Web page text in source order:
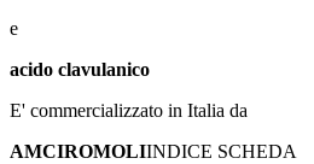
e
acido clavulanico
E' commercializzato in Italia da
AMCIROMOLIINDICE SCHEDA